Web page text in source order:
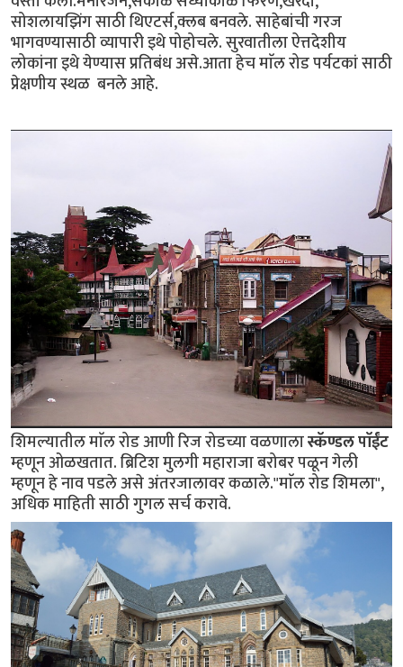
सोशलायझिंग साठी थिएटर्स,क्लब बनवले. साहेबांची गरज
भागवण्यासाठी व्यापारी इथे पोहोचले. सुरवातीला ऐत्तदेशीय
लोकांना इथे येण्यास प्रतिबंध असे.आता हेच माॅल रोड पर्यटकां साठी
प्रेक्षणीय स्थळ बनले आहे.
शिमल्यातील माॅल रोड आणी रिज रोडच्या वळणालास्कॅण्डल पाॅईंट
म्हणून ओळखतात. ब्रिटिश मुलगी महाराजा बरोबर पळून गेली
म्हणून हे नाव पडले असे अंतरजालावर कळाले."माॅल रोड शिमला",
अधिक माहिती साठी गुगल सर्च करावे.